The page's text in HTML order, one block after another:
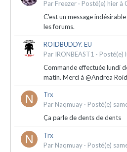
Par Freezer · Posté(e) hier à
C'est un message
les forums.
ROIDBUDDY. EU
Par IRONBEAST1 · Posté(e)
Commande effectuée lundi
matin. Merci à @Andrea
Trx
Par Naqmuay · Posté(e)
Ça parle de dents de dents
Trx
Par Naqmuay · Posté(e)